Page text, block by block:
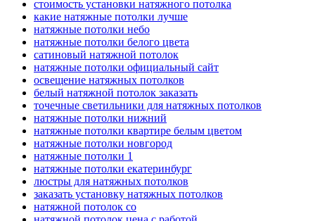
стоимость установки натяжного потолка
какие натяжные потолки лучше
натяжные потолки небо
натяжные потолки белого цвета
сатиновый натяжной потолок
натяжные потолки официальный сайт
освещение натяжных потолков
белый натяжной потолок заказать
точечные светильники для натяжных потолков
натяжные потолки нижний
натяжные потолки квартире белым цветом
натяжные потолки новгород
натяжные потолки 1
натяжные потолки екатеринбург
люстры для натяжных потолков
заказать установку натяжных потолков
натяжной потолок со